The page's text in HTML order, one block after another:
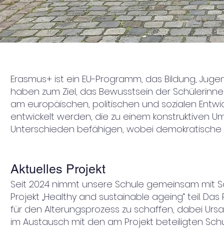
Erasmus+ ist ein EU-Programm, das Bildung,
haben zum Ziel, das Bewusstsein der
am europäischen, politischen und sozialen
entwickelt werden, die zu einem konstruktiven
Unterschieden befähigen, wobei
Aktuelles Projekt
Seit 2024 nimmt unsere Schule gemeinsam mit
Projekt „Healthy and sustainable ageing“ teil.
für den Alterungsprozess zu schaffen, dabei
im Austausch mit den am Projekt beteiligten